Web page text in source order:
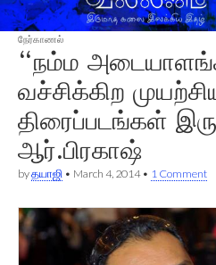
வல்லினம்
நேர்காணல்
“நம்ம
வச்சிக்கிற
திரைப்படங்கள்
ஆர்.பிரகாஷ்
byதயாஜி • March 4, 2014• 1 Comment